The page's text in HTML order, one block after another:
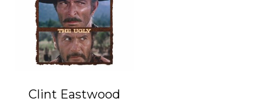
Clint Eastwood